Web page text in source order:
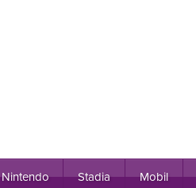
Nintendo Stadia Mobil